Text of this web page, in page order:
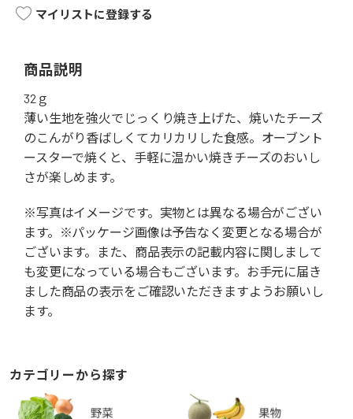
マイリストに登録する
商品説明
32ｇ
薄い生地を強火でじっくり焼き上げた、焼いたチーズ
のこんがり香ばしくてカリカリした食感。オーブント
ースターで焼くと、手軽に温かい焼きチーズのおいし
さが楽しめます。
※写真はイメージです。実物とは異なる場合がござい
ます。※パッケージ画像は予告なく変更となる場合が
ございます。また、商品表示の記載内容に関しまして
も変更になっている場合もございます。お手元に届き
ました商品の表示をご確認いただきますようお願いし
ます。
カテゴリーから探す